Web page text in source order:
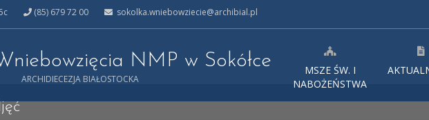
(85) 679 72 00 sokolka.wniebowziecie@archibial.pl
NMP w Sokółce
ARCHIDIECEZJA BIAŁOSTOCKA
MSZE ŚW. I
NABOŻEŃSTWA